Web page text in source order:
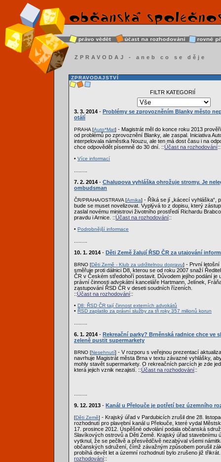
ZPRAVODAJ - aneb co se děje
ZPRAVODAJSTVÍ
FILTR KATEGORIÍ
3. 3. 2014 - Problémy se zprovozněním Blanky město
otálí
PRAHA [Auto*Mat] - Magistrát měl do konce roku 2013
od problémů po zprovoznění Blanky, ale zaspal. Iniciativa
interpelovala náměstka Nouzu, ale ten má dost času i na
chce odpovědět písemně do 30 dní. ::Účast na rozhodování::
• Více informací
7. 2. 2014 - Chalupova vyhláška ohrožuje stromy. Je
ombudsman
ČR/PRAHA/OSTRAVA [Arnika] - Říká se jí „kácecí vyhláška“,
bude se muset novelizovat. Vyplývá to z dopisu, který
zaslal novému ministrovi životního prostředí Richardu
pravdu i Arnice. ::Účast na rozhodování::
• Podrobnější informace
10. 1. 2014 - Děti Země žalují ŘSD ČR za utajování
BRNO [Děti Země - Klub za udržitelnou dopravu] - První letošní
směřuje proti dálnici D8, kterou se od roku 2007 snaží
ČR v Českém středohoří postavit. Důvodem jejího podání je
právní činnosti advokátní kanceláře Hartmann, Jelínek,
zastupování ŘSD ČR v deseti soudních řízeních.
::Účast na rozhodování::
• D8: ŘSD ČR tají činnost externích advokátů
• ŘSD zaplatilo za právní služby za tři roky 357 milionů korun
6. 1. 2014 - Rekreační parky? Brněnská radnice chce ve
zeleně pustit supermarkety
BRNO [Nesehnutí] - V rozporu s veřejnou prezentací
navrhuje Magistrát města Brna v textu závazné vyhlášky,
mohly stavět supermarkety. O rekreačních parcích je zde
která jejich vznik nezajistí. ::Účast na rozhodování::
9. 12. 2013 - Kanál u Přelouče je potřetí bez územního
[Děti Země] - Krajský úřad v Pardubicích zrušil dne 28.
rozhodnutí pro plavební kanál u Přelouče, které vydal
17. prosince 2012. Úspěšné odvolání podala občanská
Slavíkových ostrovů a Děti Země. Krajský úřad stavebnímu
vytknul, že se pečlivě a přesvědčivě nezabýval všemi
občanských sdružení, čímž závažným způsobem porušil
probíhá devět let a územní rozhodnutí bylo zrušeno již
rozhodování::